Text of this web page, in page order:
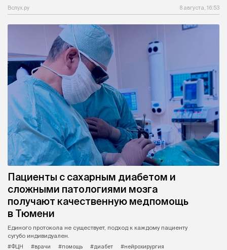
Вслух.ру 8 августа, 16:53
Пациенты с сахарным диабетом и
сложными патологиями мозга
получают качественную медпомощь
в Тюмени
Единого протокола не существует, подход к каждому пациенту
сугубо индивидуален.
#ФЦН
#врачи #помощь #диабет
#нейрохирургия